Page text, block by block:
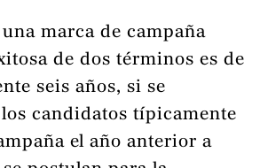
marca de campaña
de dos términos es de
seis años, si se
candidatos típicamente
el año anterior a